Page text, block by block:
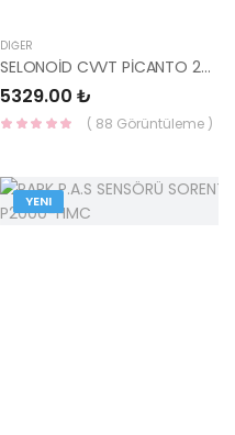
DIĞER
SELONOİD CVVT PİCANTO 24357-08000-HMC
5329.00 ₺
( 88 Görüntüleme )
YENI